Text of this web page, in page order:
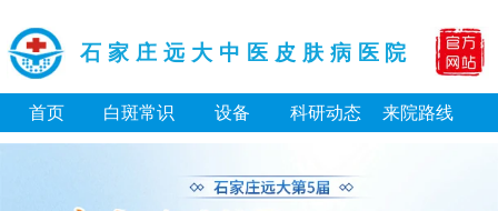
石家庄远大中医皮肤病医院
首页 白斑常识 设备 科研动态 来院路线